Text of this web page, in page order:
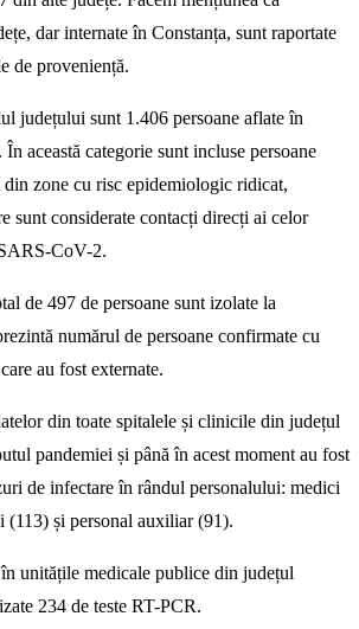
dar internate în Constanța, sunt raportate
de proveniență.
județului sunt 1.406 persoane aflate în
această categorie sunt incluse persoane
din zone cu risc epidemiologic ridicat,
sunt considerate contacți direcți ai celor
CoV-2.
de 497 de persoane sunt izolate la
numărul de persoane confirmate cu
au fost externate.
din toate spitalele și clinicile din județul
pandemiei și până în acest moment au fost
de infectare în rândul personalului: medici
(113) și personal auxiliar (91).
unitățile medicale publice din județul
234 de teste RT-PCR.